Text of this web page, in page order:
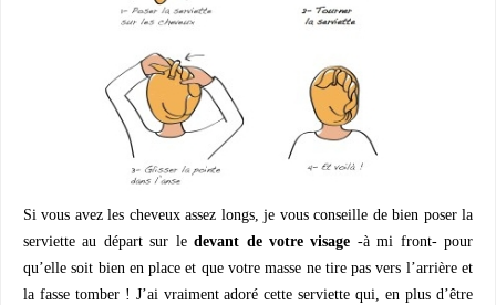
Si vous avez les cheveux assez longs, je vous conseille de bien poser la
serviette au départ sur ledevant de votre visage -à mi front- pour
qu’elle soit bien en place et que votre masse ne tire pas vers l’arrière et
la fasse tomber ! J’ai vraiment adoré cette serviette qui, en plus d’être